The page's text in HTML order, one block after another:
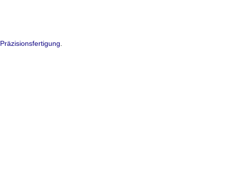
Präzisionsfertigung